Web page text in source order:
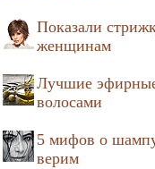
Показали
женщинам
Лучшие
волосами
5 мифов о
верим